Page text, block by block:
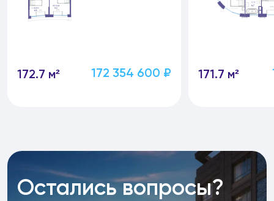
172.7 м² 172 354 600 ₽ 171.7 м²
Остались вопросы?